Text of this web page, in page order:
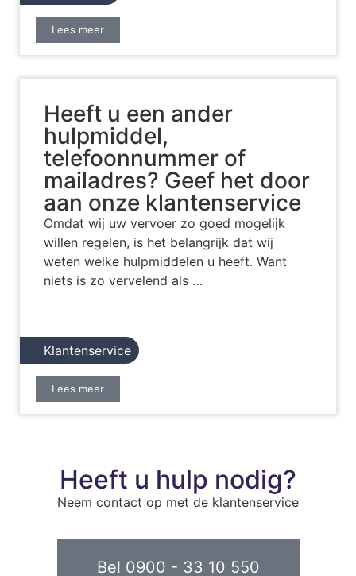
Lees meer
Heeft u een ander
hulpmiddel,
telefoonnummer of
mailadres? Geef het door
aan onze klantenservice
Omdat wij uw vervoer zo goed mogelijk
willen regelen, is het belangrijk dat wij
weten welke hulpmiddelen u heeft. Want
niets is zo vervelend als …
Klantenservice
Lees meer
Heeft u hulp nodig?
Neem contact op met de klantenservice
Bel 0900 - 33 10 550